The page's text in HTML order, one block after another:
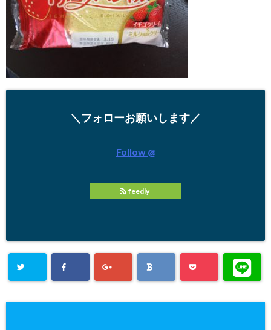
＼フォローお願いします／
Follow @
feedly